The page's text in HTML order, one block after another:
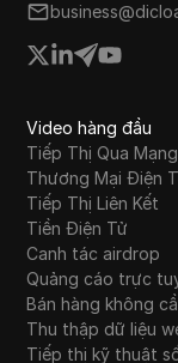
Video hàng đầu
Tiếp Thị Qua
Thương Mại Điện
Tiếp Thị Liên Kết
Tiền Điện Tử
Canh tác airdrop
Quảng cáo trực
Bán hàng không
Thu thập dữ liệu
Tiếp thị kỹ thuật